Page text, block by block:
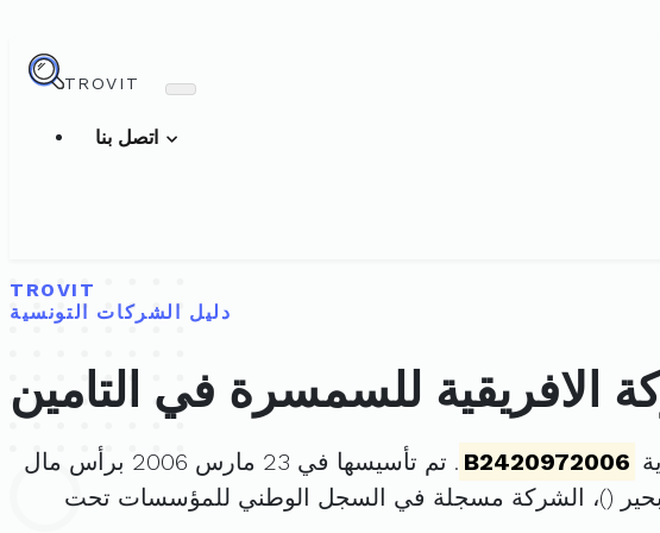
TROVIT
TROVIT
دليل الشركات التونسية
الافريقية للسمسرة في التامين
B2420972006
. تم تأسيسها في 23 مارس 2006 برأس مال
)، الشركة مسجلة في السجل الوطني للمؤسسات تحت